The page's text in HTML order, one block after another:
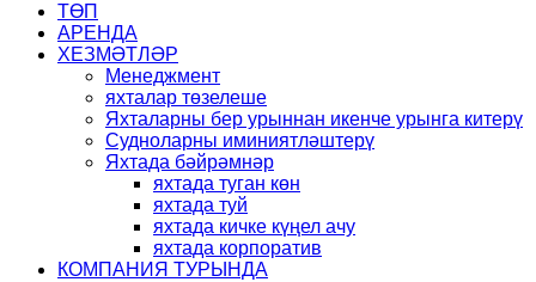
ТӨП
АРЕНДА
ХЕЗМӘТЛӘР
Менеджмент
яхталар төзелеше
Яхталарны бер урыннан икенче урынга китерү
Судноларны иминиятләштерү
Яхтада бәйрәмнәр
яхтада туган көн
яхтада туй
яхтада кичке күңел ачу
яхтада корпоратив
КОМПАНИЯ ТУРЫНДА